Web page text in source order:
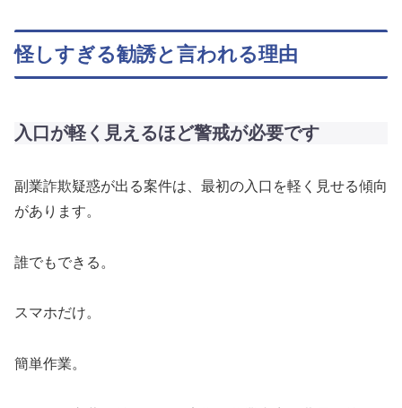
怪しすぎる勧誘と言われる理由
入口が軽く見えるほど警戒が必要です
副業詐欺疑惑が出る案件は、最初の入口を軽く見せる傾向
があります。
誰でもできる。
スマホだけ。
簡単作業。